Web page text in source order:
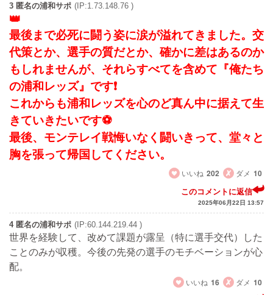
3 匿名の浦和サポ (IP:1.73.148.76 )
最後まで必死に闘う姿に涙が溢れてきました。交
代策とか、選手の質だとか、確かに差はあるのか
もしれませんが、それらすべてを含めて『俺たち
の浦和レッズ』です❗
これからも浦和レッズを心のど真ん中に据えて生
きていきたいです⚽
最後、モンテレイ戦悔いなく闘いきって、堂々と
胸を張って帰国してください。
いいね 202 ダメ 10
このコメントに返信
2025年06月22日 13:57
4 匿名の浦和サポ (IP:60.144.219.44 )
世界を経験して、改めて課題が露呈（特に選手交代）した
ことのみが収穫。今後の先発の選手のモチベーションが心
配。
いいね 16 ダメ 10